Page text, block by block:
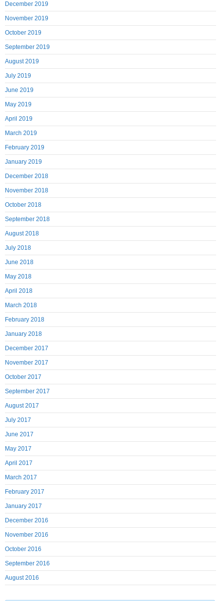
December 2019
November 2019
October 2019
September 2019
August 2019
July 2019
June 2019
May 2019
April 2019
March 2019
February 2019
January 2019
December 2018
November 2018
October 2018
September 2018
August 2018
July 2018
June 2018
May 2018
April 2018
March 2018
February 2018
January 2018
December 2017
November 2017
October 2017
September 2017
August 2017
July 2017
June 2017
May 2017
April 2017
March 2017
February 2017
January 2017
December 2016
November 2016
October 2016
September 2016
August 2016